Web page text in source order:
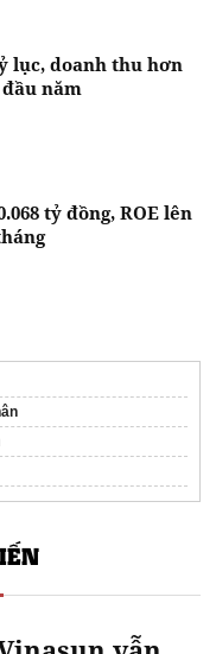
lục, doanh thu hơn
năm
tỷ đồng, ROE lên